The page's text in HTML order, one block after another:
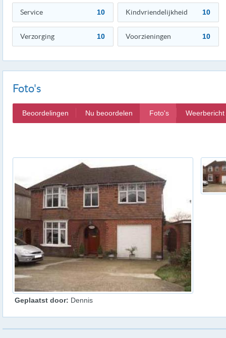
Service 10 Kindvriendelijkheid 10
Verzorging 10 Voorzieningen 10
Foto's
Beoordelingen Nu beoordelen Foto's Weerbericht
Geplaatst door: Dennis